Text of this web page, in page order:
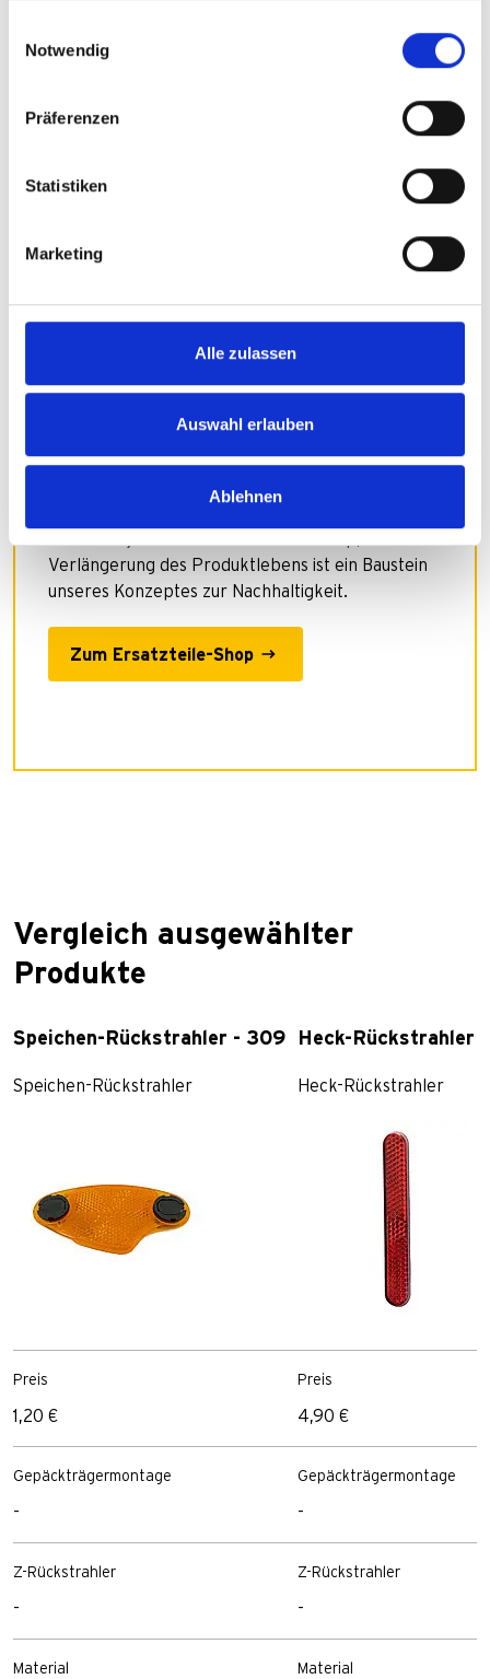
Notwendig
Präferenzen
Statistiken
Marketing
Alle zulassen
Auswahl erlauben
Ablehnen
Verlängerung des Produktlebens ist ein Baustein
unseres Konzeptes zur Nachhaltigkeit.
Zum Ersatzteile-Shop
Vergleich ausgewählter
Produkte
Speichen-Rückstrahler - 309
Speichen-Rückstrahler
Preis
1,20 €
Gepäckträgermontage
-
Z-Rückstrahler
-
Material
Heck-Rückstrahler
Heck-Rückstrahler
Preis
4,90 €
Gepäckträgermontage
-
Z-Rückstrahler
-
Material